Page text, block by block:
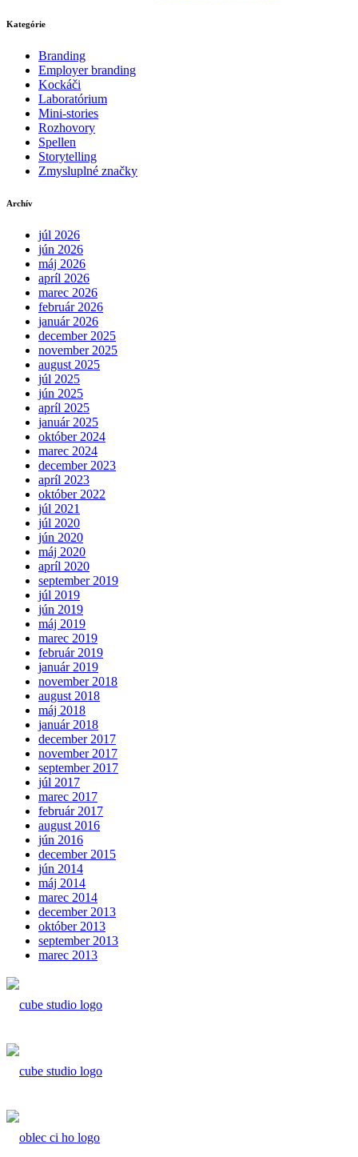
Kategórie
Branding
Employer branding
Kockáči
Laboratórium
Mini-stories
Rozhovory
Spellen
Storytelling
Zmysluplné značky
Archív
júl 2026
jún 2026
máj 2026
apríl 2026
marec 2026
február 2026
január 2026
december 2025
november 2025
august 2025
júl 2025
jún 2025
apríl 2025
január 2025
október 2024
marec 2024
december 2023
apríl 2023
október 2022
júl 2021
júl 2020
jún 2020
máj 2020
apríl 2020
september 2019
júl 2019
jún 2019
máj 2019
marec 2019
február 2019
január 2019
november 2018
august 2018
máj 2018
január 2018
december 2017
november 2017
september 2017
júl 2017
marec 2017
február 2017
august 2016
jún 2016
december 2015
jún 2014
máj 2014
marec 2014
december 2013
október 2013
september 2013
marec 2013